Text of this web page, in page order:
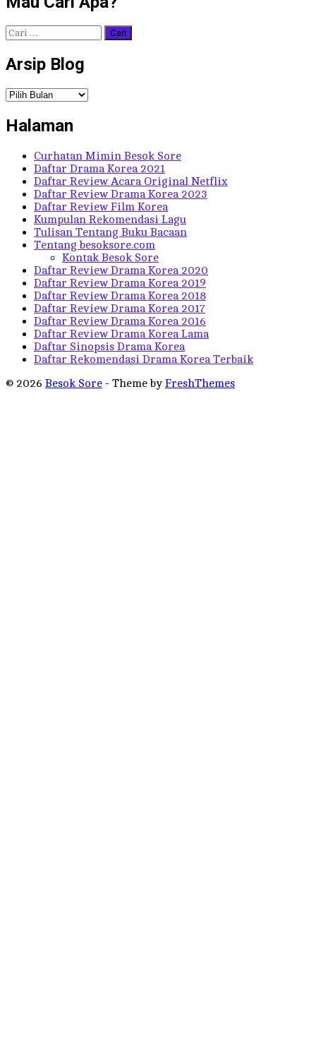
Cari
Arsip Blog
Arsip
Halaman
Curhatan Mimin Besok Sore
Daftar Drama Korea 2021
Daftar Review Acara Original Netflix
Daftar Review Drama Korea 2023
Daftar Review Film Korea
Kumpulan Rekomendasi Lagu
Tulisan Tentang Buku Bacaan
Tentang besoksore.com
Kontak Besok Sore
Daftar Review Drama Korea 2020
Daftar Review Drama Korea 2019
Daftar Review Drama Korea 2018
Daftar Review Drama Korea 2017
Daftar Review Drama Korea 2016
Daftar Review Drama Korea Lama
Daftar Sinopsis Drama Korea
Daftar Rekomendasi Drama Korea Terbaik
© 2026 Besok Sore - Theme byFreshThemes